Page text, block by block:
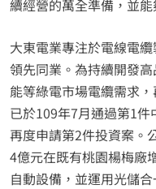
續經營的萬全準備，並
大東電業專注於電線電
領先同業。為持續開發
能等綠電市場電纜需求
已於109年7月通過第1
再度申請第2件投資案。
4億元在既有桃園楊梅廠
自動設備，並運用光儲